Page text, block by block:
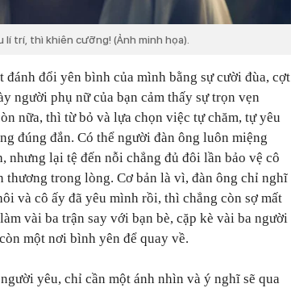
lí trí, thì khiên cưỡng! (Ảnh minh họa).
đổi yên bình của mình bằng sự cười đùa, cợt
người phụ nữ của bạn cảm thấy sự trọn vẹn
nữa, thì từ bỏ và lựa chọn việc tự chăm, tự yêu
đúng đắn. Có thể người đàn ông luôn miệng
nhưng lại tệ đến nỗi chẳng đủ đôi lần bảo vệ cô
thương trong lòng. Cơ bản là vì, đàn ông chỉ nghĩ
và cô ấy đã yêu mình rồi, thì chẳng còn sợ mất
vài ba trận say với bạn bè, cặp kè vài ba người
một nơi bình yên để quay về.
yêu, chỉ cần một ánh nhìn và ý nghĩ sẽ qua